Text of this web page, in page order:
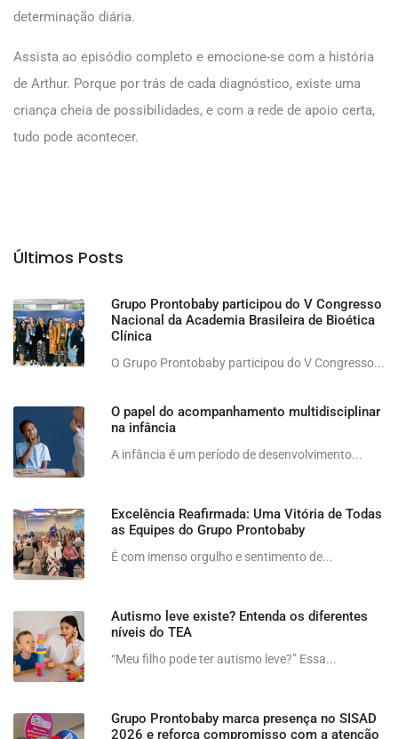
determinação diária.
Assista ao episódio completo e emocione-se com a história
de Arthur. Porque por trás de cada diagnóstico, existe uma
criança cheia de possibilidades, e com a rede de apoio certa,
tudo pode acontecer.
Últimos Posts
Grupo Prontobaby participou do V Congresso
Nacional da Academia Brasileira de Bioética
Clínica
O Grupo Prontobaby participou do V Congresso...
O papel do acompanhamento multidisciplinar
na infância
A infância é um período de desenvolvimento...
Excelência Reafirmada: Uma Vitória de Todas
as Equipes do Grupo Prontobaby
É com imenso orgulho e sentimento de...
Autismo leve existe? Entenda os diferentes
níveis do TEA
“Meu filho pode ter autismo leve?” Essa...
Grupo Prontobaby marca presença no SISAD
2026 e reforça compromisso com a atenção